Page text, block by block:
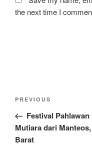
the next time I
Post
Previous
Post
PREVIOUS
Festival
Mutiara dari
Barat